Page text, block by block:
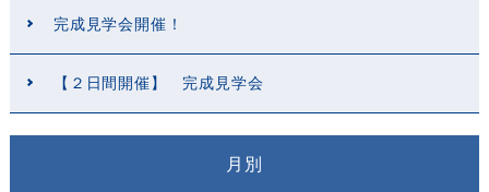
完成見学会開催！
【２日間開催】 完成見学会
月別